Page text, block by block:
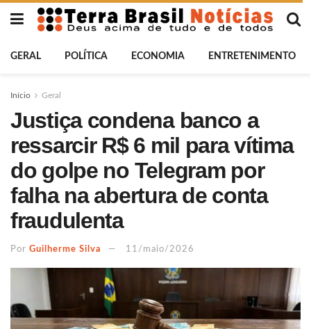
GERAL POLÍTICA ECONOMIA ENTRETENIMENTO
Início Geral
Justiça condena banco a
ressarcir R$ 6 mil para vítima
do golpe no Telegram por
falha na abertura de conta
fraudulenta
Por Guilherme Silva 11/maio/2026